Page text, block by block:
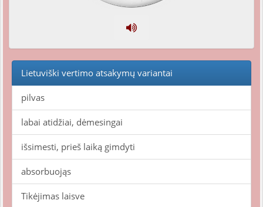
Lietuviški vertimo atsakymų variantai
pilvas
labai atidžiai, dėmesingai
išsimesti, prieš laiką gimdyti
absorbuojąs
Tikėjimas laisve